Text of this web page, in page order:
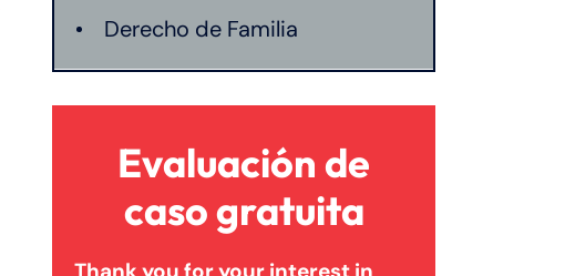
Derecho de Familia
Lesión catastrófica
Lesión por quemadura
Evaluación de
caso gratuita